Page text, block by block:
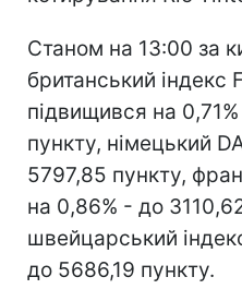
Станом на 13:00 за
британський індекс
підвищився на
пункту, німецький
5797,85 пункту,
на 0,86% - до
швейцарський
до 5686,19 пункту.